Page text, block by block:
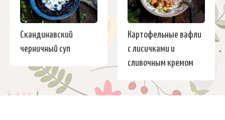
Скандинавский
черничный суп
Картофельные вафли
с лисичками и
сливочным кремом